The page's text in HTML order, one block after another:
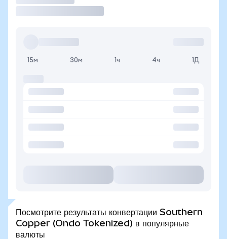
15м 30м 1ч 4ч 1Д
Посмотрите результаты конвертации Southern
Copper (Ondo Tokenized) в популярные
валюты